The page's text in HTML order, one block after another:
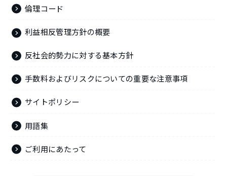
倫理コード
利益相反管理方針の概要
反社会的勢力に対する基本方針
手数料およびリスクについての重要な注意事項
サイトポリシー
用語集
ご利用にあたって